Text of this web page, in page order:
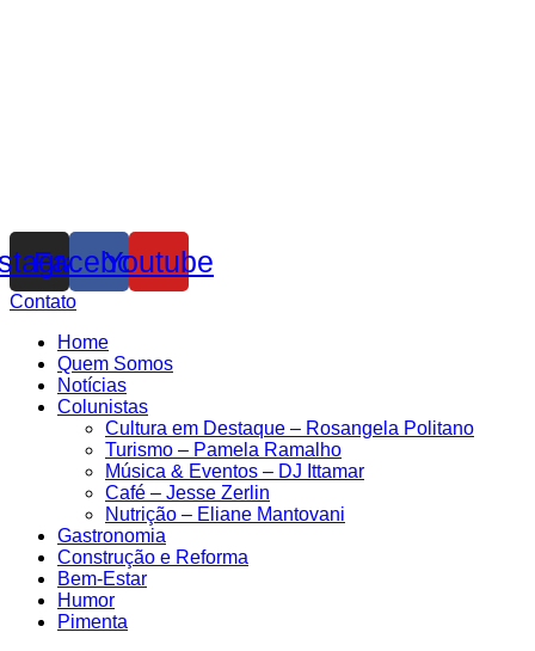
Facebook
Youtube
Contato
Home
Quem Somos
Notícias
Colunistas
Cultura em Destaque – Rosangela Politano
Turismo – Pamela Ramalho
Música & Eventos – DJ Ittamar
Café – Jesse Zerlin
Nutrição – Eliane Mantovani
Gastronomia
Construção e Reforma
Bem-Estar
Humor
Pimenta